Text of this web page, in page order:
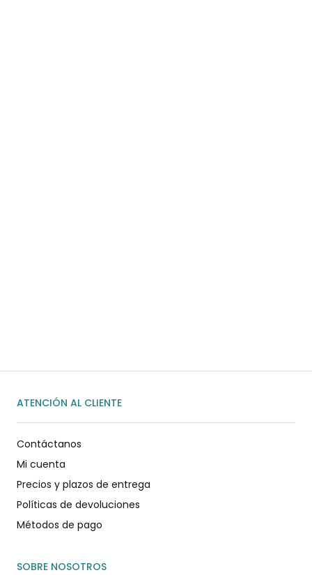
ATENCIÓN AL CLIENTE
Contáctanos
Mi cuenta
Precios y plazos de entrega
Políticas de devoluciones
Métodos de pago
SOBRE NOSOTROS